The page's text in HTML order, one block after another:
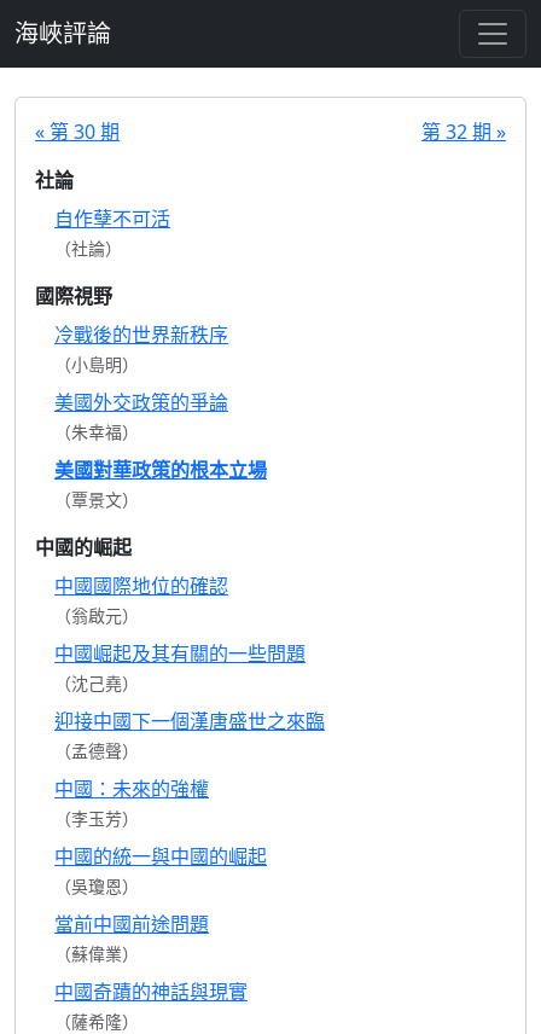
海峽評論
« 第 30 期
第 32 期 »
社論
自作孽不可活
（社論）
國際視野
冷戰後的世界新秩序
（小島明）
美國外交政策的爭論
（朱幸福）
美國對華政策的根本立場
（覃景文）
中國的崛起
中國國際地位的確認
（翁啟元）
中國崛起及其有關的一些問題
（沈己堯）
迎接中國下一個漢唐盛世之來臨
（孟德聲）
中國：未來的強權
（李玉芳）
中國的統一與中國的崛起
（吳瓊恩）
當前中國前途問題
（蘇偉業）
中國奇蹟的神話與現實
（薩希隆）